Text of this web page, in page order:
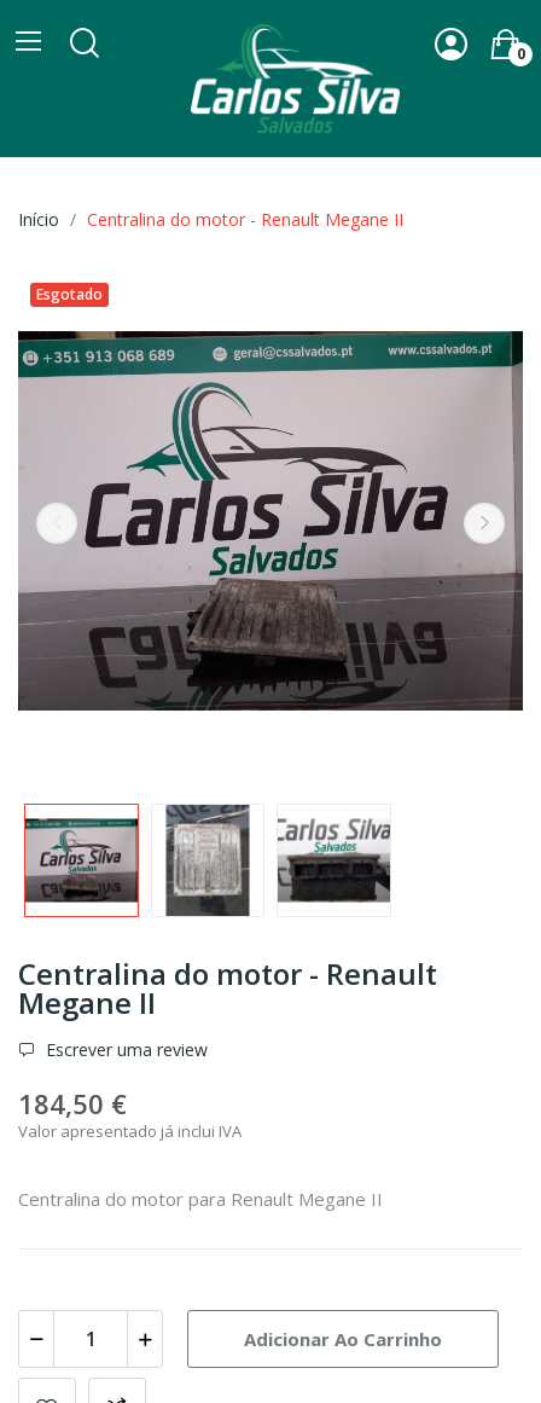
0
Início Centralina do motor - Renault Megane II
Esgotado
Centralina do motor - Renault
Megane II
Escrever uma review
184,50 €
Valor apresentado já inclui IVA
Centralina do motor para Renault Megane II
Adicionar Ao Carrinho